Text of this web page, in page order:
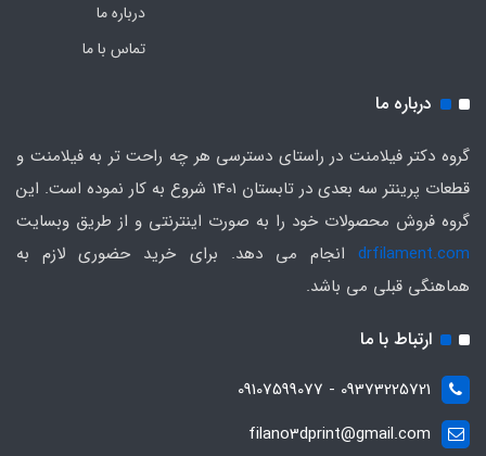
درباره ما
تماس با ما
درباره ما
گروه دکتر فیلامنت در راستای دسترسی هر چه راحت تر به فیلامنت و
قطعات پرینتر سه بعدی در تابستان 1401 شروع به کار نموده است. این
گروه فروش محصولات خود را به صورت اینترنتی و از طریق وبسایت
drfilament.com انجام می دهد. برای خرید حضوری لازم به
هماهنگی قبلی می باشد.
ارتباط با ما
09373225721 - 09107599077
filano3dprint@gmail.com